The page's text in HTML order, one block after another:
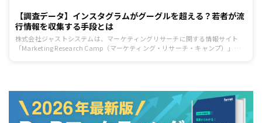
【調査データ】インスタグラムがグーグルを超える？若者が流
行情報を収集する手段とは
株式会社ジャストシステムは、マーケティングリサーチに関する情報サイト
「Marketing Research Camp（マーケティング・リサーチ・キャンプ）」